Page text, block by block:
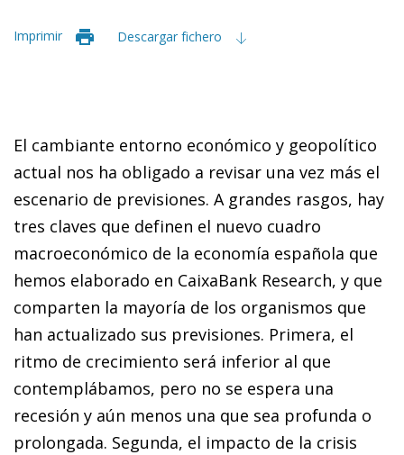
Imprimir Descargar fichero
El cambiante entorno económico y geopolítico
actual nos ha obligado a revisar una vez más el
escenario de previsiones. A grandes rasgos, hay
tres claves que definen el nuevo cuadro
macroeconómico de la economía española que
hemos elaborado en CaixaBank Research, y que
comparten la mayoría de los organismos que
han actualizado sus previsiones. Primera, el
ritmo de crecimiento será inferior al que
contemplábamos, pero no se espera una
recesión y aún menos una que sea profunda o
prolongada. Segunda, el impacto de la crisis